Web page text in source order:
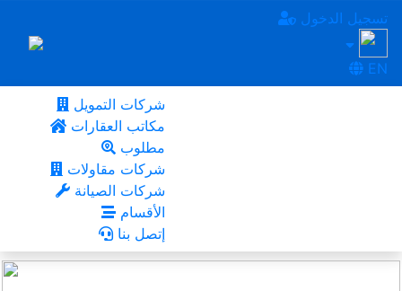
تسجيل الدخول
EN
شركات التمويل
مكاتب العقارات
مطلوب
شركات مقاولات
شركات الصيانة
الأقسام
إتصل بنا